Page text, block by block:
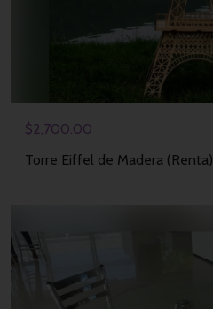
$2,700.00
Torre Eiffel de Madera (Renta)